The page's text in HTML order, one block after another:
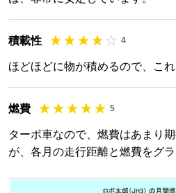
積載性 4
ほどほどに物が積めるので、こ
燃費 5
ターボ車なので、燃費はあまり
が、各月の走行距離と燃費をグラ